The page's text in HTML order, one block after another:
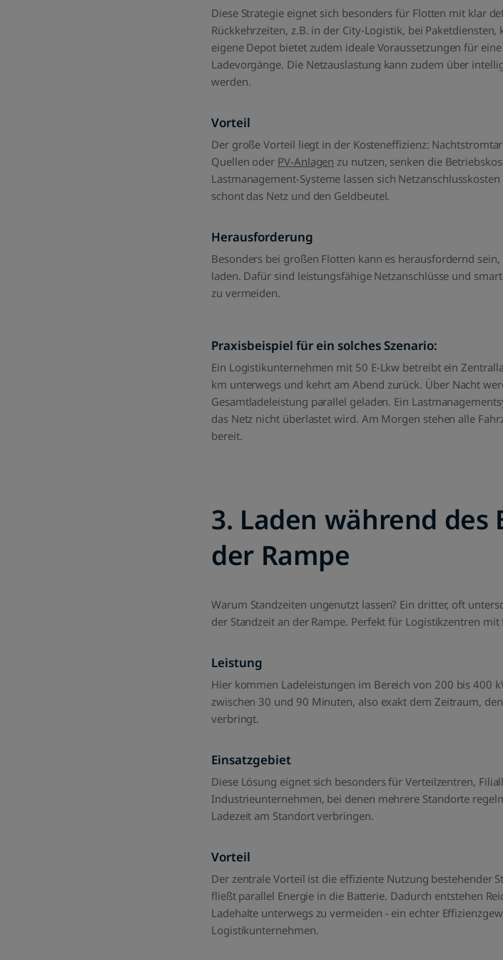
Diese Strategie eignet sich besonders für Flotten mit klar
Rückkehrzeiten, z.B. in der City-Logistik, bei
eigene Depot bietet zudem ideale Voraussetzungen für
Ladevorgänge. Die Netzauslastung kann zudem über
werden.
Vorteil
Der große Vorteil liegt in der Kosteneffizienz:
Quellen oder PV-Anlagen zu nutzen, senken die
Lastmanagement-Systeme lassen sich
schont das Netz und den Geldbeutel.
Herausforderung
Besonders bei großen Flotten kann es herausfordernd
laden. Dafür sind leistungsfähige Netzanschlüsse und
zu vermeiden.
Praxisbeispiel für ein solches Szenario:
Ein Logistikunternehmen mit 50 E-Lkw betreibt ein
km unterwegs und kehrt am Abend zurück. Über Nacht
Gesamtladeleistung parallel geladen. Ein
das Netz nicht überlastet wird. Am Morgen stehen alle
bereit.
3. Laden während des
der Rampe
Warum Standzeiten ungenutzt lassen? Ein dritter, oft
der Standzeit an der Rampe. Perfekt für Logistikzentren mit
Leistung
Hier kommen Ladeleistungen im Bereich von 200 bis 400
zwischen 30 und 90 Minuten, also exakt dem Zeitraum,
verbringt.
Einsatzgebiet
Diese Lösung eignet sich besonders für Verteilzentren,
Industrieunternehmen, bei denen mehrere Standorte
Ladezeit am Standort verbringen.
Vorteil
Der zentrale Vorteil ist die effiziente Nutzung bestehender
fließt parallel Energie in die Batterie. Dadurch entstehen
Ladehalte unterwegs zu vermeiden - ein echter
Logistikunternehmen.